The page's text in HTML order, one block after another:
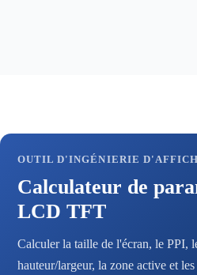
OUTIL D'INGÉNIERIE
Calculateur de
LCD TFT
Calculer la taille de l'écran, le PPI,
hauteur/largeur, la zone active et